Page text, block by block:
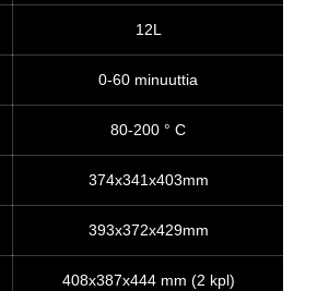
12L
0-60 minuuttia
80-200 ° C
374x341x403mm
393x372x429mm
408x387x444 mm (2 kpl)